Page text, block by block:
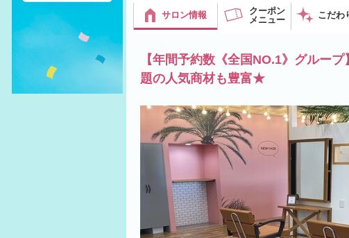
サロン情報
クーポン
メニュー
こだわ
【年間予約数《全国NO.1》グルー
題の人気商材も豊富★